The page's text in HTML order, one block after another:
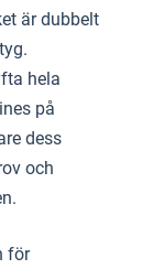
är dubbelt
hela
på
dess
och
för